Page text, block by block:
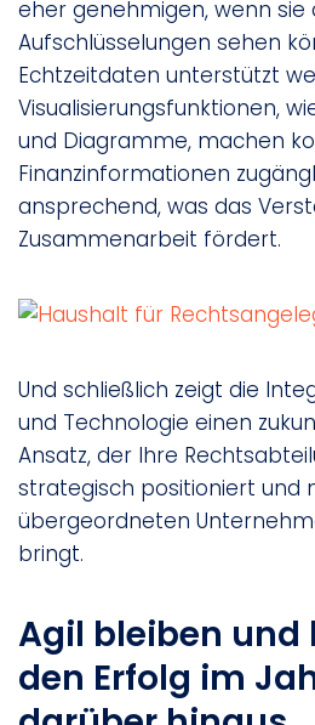
eher genehmigen, wenn sie
Aufschlüsselungen sehen
Echtzeitdaten unterstützt
Visualisierungsfunktionen,
und Diagramme, machen
Finanzinformationen
ansprechend, was das
Zusammenarbeit fördert.
Und schließlich zeigt die
und Technologie einen
Ansatz, der Ihre
strategisch positioniert und
übergeordneten
bringt.
Agil bleiben und
den Erfolg im